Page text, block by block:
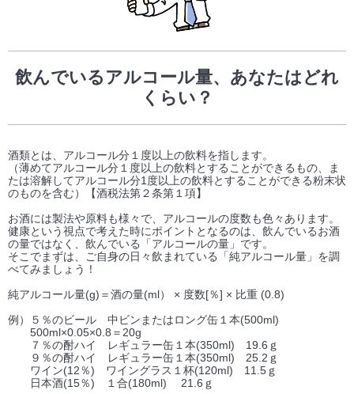
飲んでいるアルコール量、あなたはどれ
くらい？
酒類とは、アルコール分１度以上の飲料を指します。
（薄めてアルコール分１度以上の飲料とすることができるもの、ま
たは溶解してアルコール分1度以上の飲料とすることができる粉末状
のものを含む）【酒税法第２条第１項】
お酒には製法や原料も様々で、アルコールの度数も色々あります。
健康という視点で考えた時にポイントとなるのは、飲んでいるお酒
の量ではなく、飲んでいる「アルコールの量」です。
そこでまずは、ご自身の日々飲まれている「純アルコール量」を調
べてみましょう！
純アルコール量(g)＝酒の量(ml） × 度数[％] × 比重 (0.8)
例）５％のビール 中ビンまたはロング缶１本(500ml)
500ml×0.05×0.8＝20g
７％の酎ハイ レギュラー缶１本(350ml) 19.6ｇ
９％の酎ハイ レギュラー缶１本(350ml) 25.2ｇ
ワイン(12％) ワイングラス１杯(120ml) 11.5ｇ
日本酒(15％) １合(180ml) 21.6ｇ